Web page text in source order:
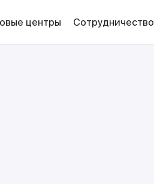
центры Сотрудничество